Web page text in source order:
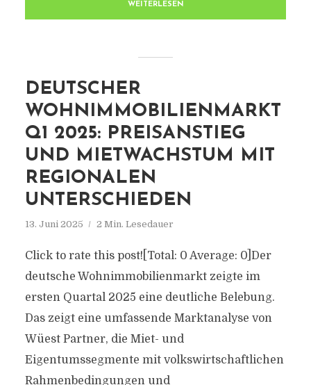
WEITERLESEN
DEUTSCHER
WOHNIMMOBILIENMARKT
Q1 2025: PREISANSTIEG
UND MIETWACHSTUM MIT
REGIONALEN
UNTERSCHIEDEN
13. Juni 2025 2 Min. Lesedauer
Click to rate this post![Total: 0 Average: 0]Der
deutsche Wohnimmobilienmarkt zeigte im
ersten Quartal 2025 eine deutliche Belebung.
Das zeigt eine umfassende Marktanalyse von
Wüest Partner, die Miet- und
Eigentumssegmente mit volkswirtschaftlichen
Rahmenbedingungen und